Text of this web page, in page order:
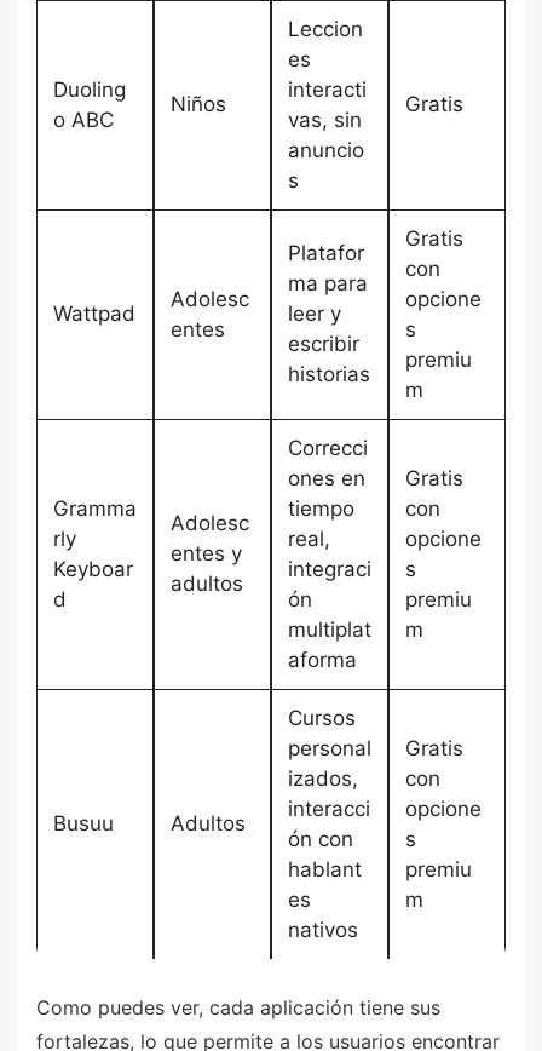
Duoling
o ABC
Niños
Leccion
es
interacti
vas, sin
anuncio
s
Gratis
Wattpad
Adolesc
entes
Platafor
ma para
leer y
escribir
historias
Gratis
con
opcione
s
premiu
m
Gramma
rly
Keyboar
d
Adolesc
entes y
adultos
Correcci
ones en
tiempo
real,
integraci
ón
multiplat
aforma
Gratis
con
opcione
s
premiu
m
Busuu Adultos
Cursos
personal
izados,
interacci
ón con
hablant
es
nativos
Gratis
con
opcione
s
premiu
m
Como puedes ver, cada aplicación tiene sus
fortalezas, lo que permite a los usuarios encontrar